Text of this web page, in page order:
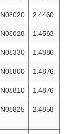
2.4460
N08020
1.4563
N08028
1.4886
N08330
1.4876
N08800
1.4876
N08810
2.4858
N08825